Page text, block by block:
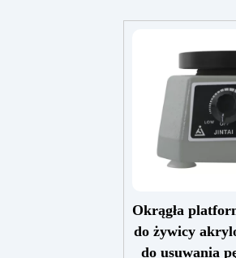
Okrągła
do żywicy
do usuwania